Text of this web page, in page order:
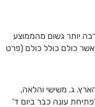
יותר גשום מהממוצע
כולם כולל כולם (פרט
ג. משישי והלאה,
עונה כבר ביום ד'